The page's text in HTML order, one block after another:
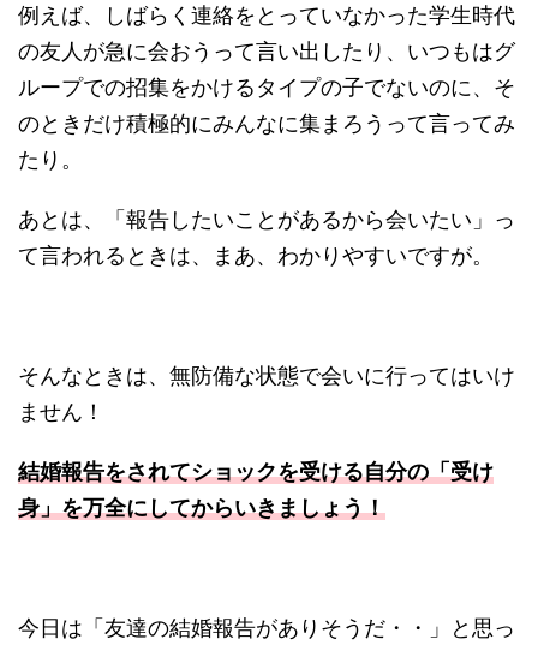
例えば、しばらく連絡をとっていなかった学生時代
の友人が急に会おうって言い出したり、いつもはグ
ループでの招集をかけるタイプの子でないのに、そ
のときだけ積極的にみんなに集まろうって言ってみ
たり。
あとは、「報告したいことがあるから会いたい」っ
て言われるときは、まあ、わかりやすいですが。
そんなときは、無防備な状態で会いに行ってはいけ
ません！
結婚報告をされてショックを受ける自分の「受け
身」を万全にしてからいきましょう！
今日は「友達の結婚報告がありそうだ・・」と思っ